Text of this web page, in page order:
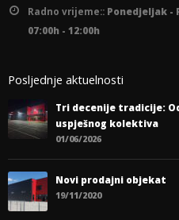
Radno vrijeme:: Ponedjeljak -
07:00h - 12:00h
Posljednje aktuelnosti
Tri decenije tradicije:
uspješnog kolektiva
01/06/2026
Novi prodajni objekat
19/11/2020